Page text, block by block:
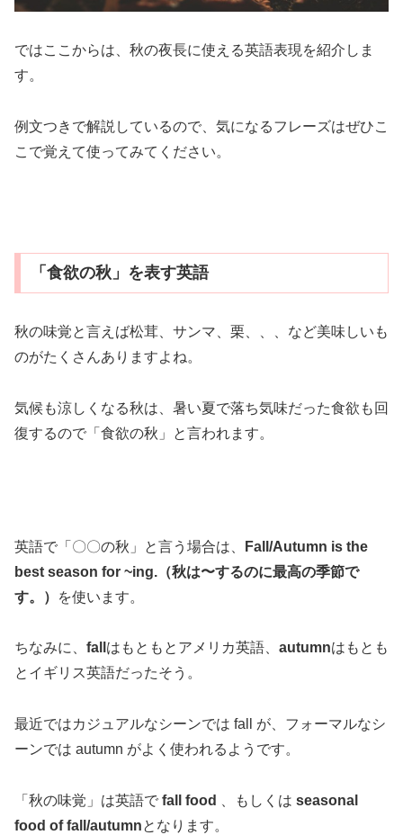
ではここからは、秋の夜長に使える英語表現を紹介しま
す。
例文つきで解説しているので、気になるフレーズはぜひこ
こで覚えて使ってみてください。
「食欲の秋」を表す英語
秋の味覚と言えば松茸、サンマ、栗、、、など美味しいも
のがたくさんありますよね。
気候も涼しくなる秋は、暑い夏で落ち気味だった食欲も回
復するので「食欲の秋」と言われます。
英語で「〇〇の秋」と言う場合は、
Fall/Autumn is the
best season for ~ing.（秋は〜するのに最高の季節で
す。）
を使います。
ちなみに、 fall はもともとアメリカ英語、 autumnはもとも
とイギリス英語だったそう。
最近ではカジュアルなシーンでは fall が、フォーマルなシ
ーンでは autumn がよく使われるようです。
「秋の味覚」は英語で fall food 、もしくは seasonal
food of fall/autumnとなります。